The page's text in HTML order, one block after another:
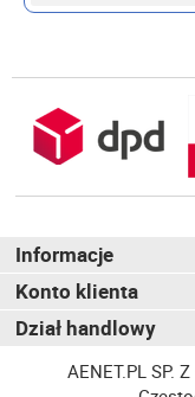
Informacje
Konto klienta
Dział handlowy
AENET.PL SP.